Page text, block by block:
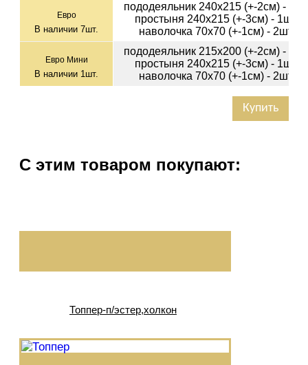
Евро
В наличии 7шт.
пододеяльник 240х215 (+-2см) - 1шт
простыня 240х215 (+-3см) - 1шт
наволочка 70х70 (+-1см) - 2шт
Евро Мини
В наличии 1шт.
пододеяльник 215х200 (+-2см) - 1шт
простыня 240х215 (+-3см) - 1шт
наволочка 70х70 (+-1см) - 2шт
Купить
С этим товаром покупают:
Топпер-п/эстер,холкон